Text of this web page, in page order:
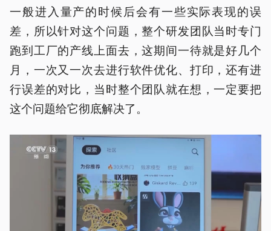
一般进入量产的时候后会有一些实际表现的误
差，所以针对这个问题，整个研发团队当时专门
跑到工厂的产线上面去，这期间一待就是好几个
月，一次又一次去进行软件优化、打印，还有进
行误差的对比，当时整个团队就在想，一定要把
这个问题给它彻底解决了。